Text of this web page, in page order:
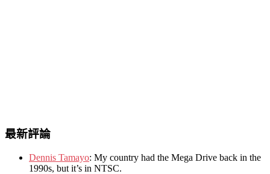
最新評論
Dennis Tamayo: My country had the Mega Drive back in the
1990s, but it’s in NTSC.